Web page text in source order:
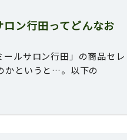
ン行田ってどんなお
ルサロン行田」の商品セレ
かというと…。以下の